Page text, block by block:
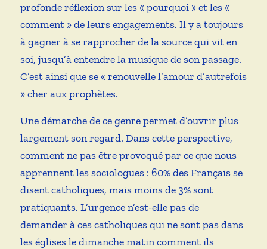
profonde réflexion sur les « pourquoi » et les «
comment » de leurs engagements. Il y a toujours
à gagner à se rapprocher de la source qui vit en
soi, jusqu’à entendre la musique de son passage.
C’est ainsi que se « renouvelle l’amour d’autrefois
» cher aux prophètes.
Une démarche de ce genre permet d’ouvrir plus
largement son regard. Dans cette perspective,
comment ne pas être provoqué par ce que nous
apprennent les sociologues : 60% des Français se
disent catholiques, mais moins de 3% sont
pratiquants. L’urgence n’est-elle pas de
demander à ces catholiques qui ne sont pas dans
les églises le dimanche matin comment ils